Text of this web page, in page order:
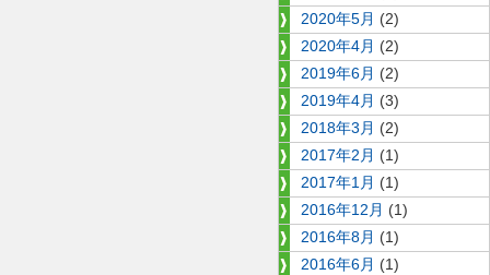
2020年5月 (2)
2020年4月 (2)
2019年6月 (2)
2019年4月 (3)
2018年3月 (2)
2017年2月 (1)
2017年1月 (1)
2016年12月 (1)
2016年8月 (1)
2016年6月 (1)